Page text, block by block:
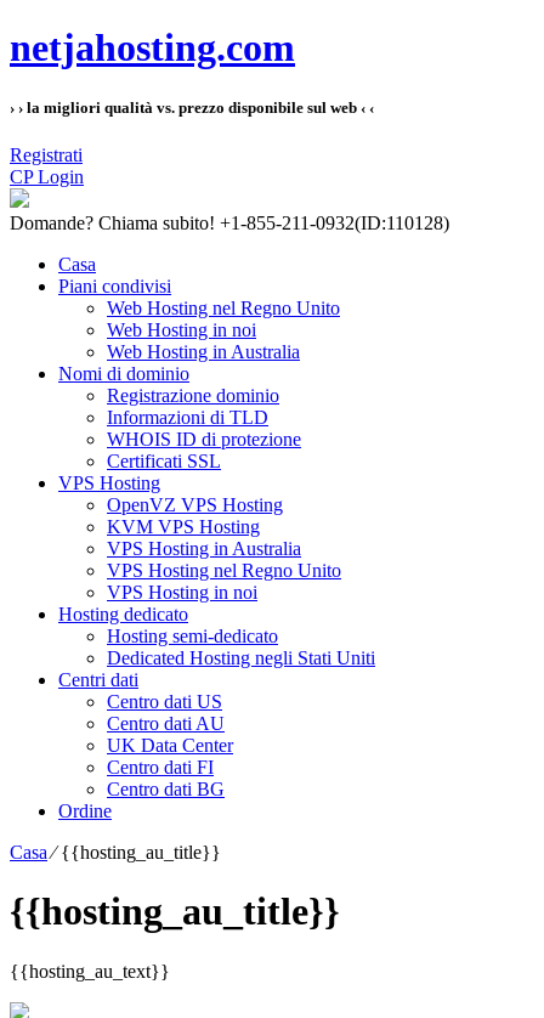
netjahosting.com
› › la migliori qualità vs. prezzo disponibile sul web ‹ ‹
Registrati
CP Login
Domande? Chiama subito! +1-855-211-0932(ID:110128)
Casa
Piani condivisi
Web Hosting nel Regno Unito
Web Hosting in noi
Web Hosting in Australia
Nomi di dominio
Registrazione dominio
Informazioni di TLD
WHOIS ID di protezione
Certificati SSL
VPS Hosting
OpenVZ VPS Hosting
KVM VPS Hosting
VPS Hosting in Australia
VPS Hosting nel Regno Unito
VPS Hosting in noi
Hosting dedicato
Hosting semi-dedicato
Dedicated Hosting negli Stati Uniti
Centri dati
Centro dati US
Centro dati AU
UK Data Center
Centro dati FI
Centro dati BG
Ordine
Casa⁄{{hosting_au_title}}
{{hosting_au_title}}
{{hosting_au_text}}